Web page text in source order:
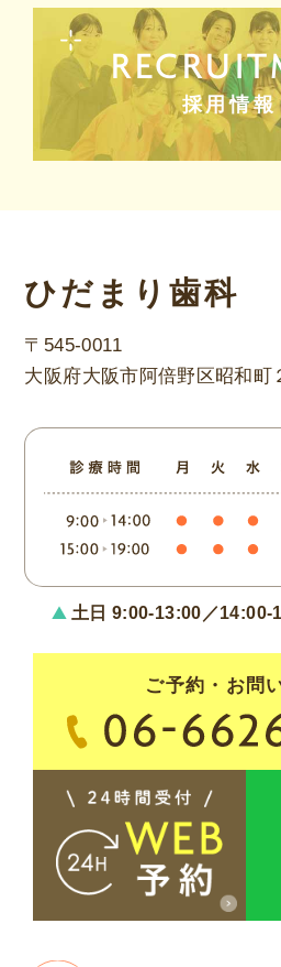
採用情報
ひだまり歯科
〒545-0011
大阪府大阪市阿倍野区昭和町
土日 9:00-13:00／14:00-
ご予約・お問